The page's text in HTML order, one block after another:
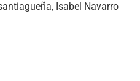
Isabel Navarro